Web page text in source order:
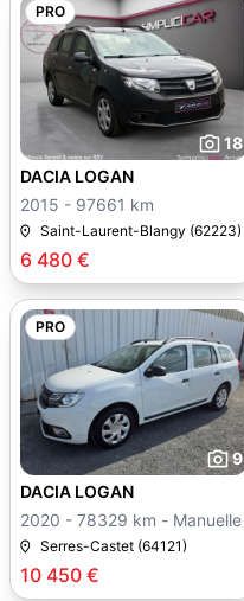
PRO
18
6 480 €
DACIA LOGAN
2015 - 97661 km
Saint-Laurent-Blangy (62223)
PRO
9
10 450 €
DACIA LOGAN
2020 - 78329 km - Manuelle
Serres-Castet (64121)